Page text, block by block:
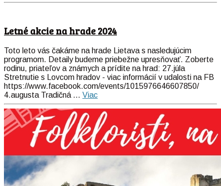
Letné akcie na hrade 2024
Toto leto vás čakáme na hrade Lietava s nasledujúcim
programom. Detaily budeme priebežne upresňovať. Zoberte
rodinu, priateľov a známych a prídite na hrad: 27.júla
Stretnutie s Lovcom hradov - viac informácií v udalosti na FB
https://www.facebook.com/events/1015976646607850/
4.augusta Tradičná ... Viac